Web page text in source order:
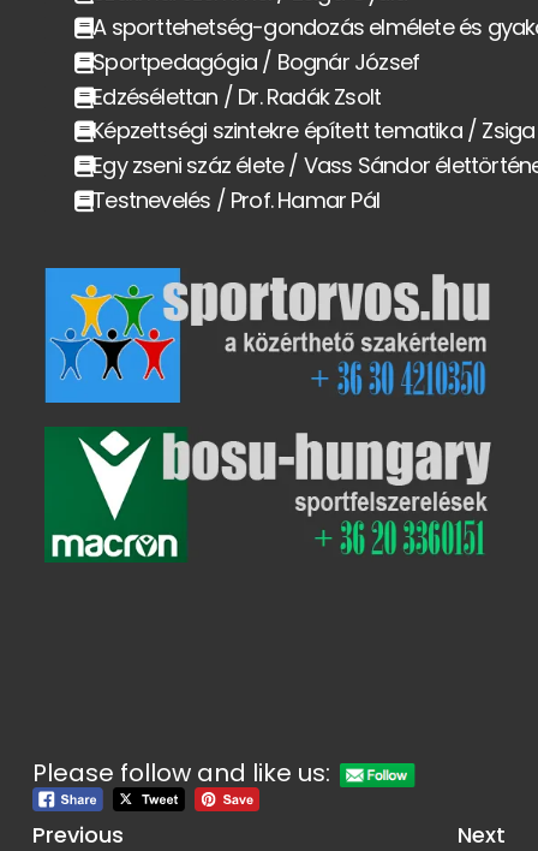
A sporttehetség-gondozás elmélete és
Sportpedagógia / Bognár József
Edzésélettan / Dr. Radák Zsolt
Képzettségi szintekre épített tematika /
Egy zseni száz élete / Vass Sándor
Testnevelés / Prof. Hamar Pál
Please follow and like us:
Previous
Next